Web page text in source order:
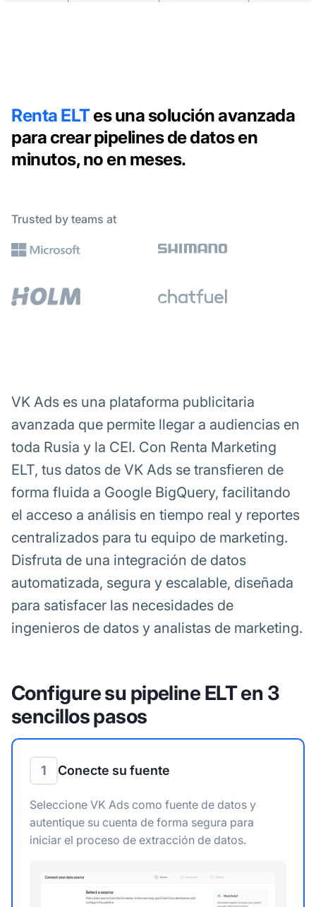
Renta ELTes una solución avanzada
para crear pipelines de datos en
minutos, no en meses.
Trusted by teams at
VK Ads es una plataforma publicitaria
avanzada que permite llegar a audiencias en
toda Rusia y la CEI. Con Renta Marketing
ELT, tus datos de VK Ads se transfieren de
forma fluida a Google BigQuery, facilitando
el acceso a análisis en tiempo real y reportes
centralizados para tu equipo de marketing.
Disfruta de una integración de datos
automatizada, segura y escalable, diseñada
para satisfacer las necesidades de
ingenieros de datos y analistas de marketing.
Configure su pipeline ELT en 3
sencillos pasos
1 Conecte su fuente
Seleccione VK Ads como fuente de datos y
autentique su cuenta de forma segura para
iniciar el proceso de extracción de datos.